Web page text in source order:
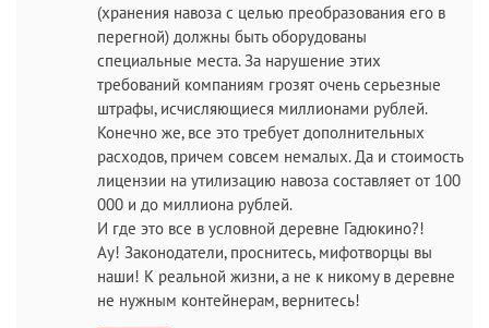
(хранения навоза с целью преобразования его в
перегной) должны быть оборудованы
специальные места. За нарушение этих
требований компаниям грозят очень серьезные
штрафы, исчисляющиеся миллионами рублей.
Конечно же, все это требует дополнительных
расходов, причем совсем немалых. Да и стоимость
лицензии на утилизацию навоза составляет от 100
000 и до миллиона рублей.
И где это все в условной деревне Гадюкино?!
Ау! Законодатели, проснитесь, мифотворцы вы
наши! К реальной жизни, а не к никому в деревне
не нужным контейнерам, вернитесь!